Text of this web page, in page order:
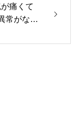
痛くて
常がない
候群の症